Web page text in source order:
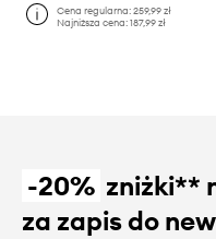
Cena regularna:259,99 zł
Najniższa cena:187,99 zł
-20% zniżki**
za zapis do